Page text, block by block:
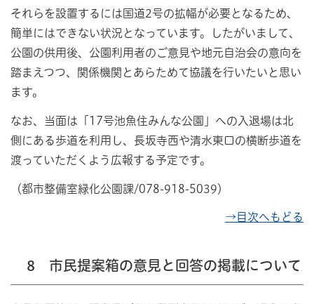
それらを設置するには国道2号の拡幅が必要となるため、
簡単にはできない状況となっています。したがいまして、
公園の供用後、公園利用者のご意見や地元自治会の意向を
踏まえつつ、関係機関とあらためて協議を行いたいと思い
ます。
なお、当面は「17号池魚住みんな公園」への入退場は北
側にある歩道を利用し、長坂寺西や清水東口の横断歩道を
渡っていただくよう広報する予定です。
（都市整備室緑化公園課/078-918-5039）
→目次へもどる
8 市民提案箱の意見と回答の掲載について